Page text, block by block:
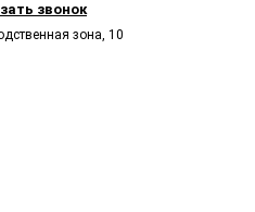
звонок
зона, 10